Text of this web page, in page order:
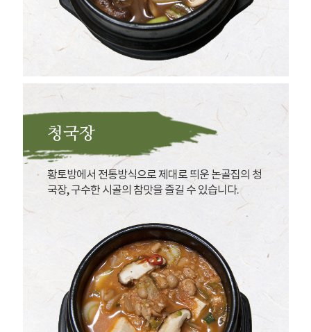
청국장
황토방에서 전통방식으로 제대로 띄운 논골집의 청
국장, 구수한 시골의 참맛을 즐길 수 있습니다.